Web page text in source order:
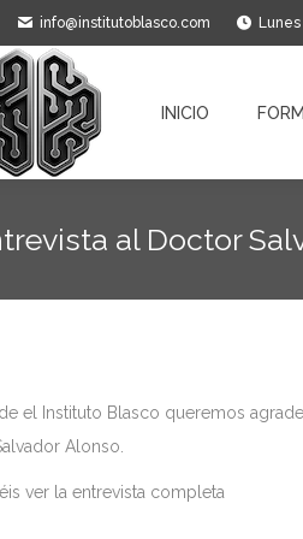
info@institutoblasco.com
INICIO
al Doctor
el Instituto Blasco queremos
Alonso.
ver la entrevista completa